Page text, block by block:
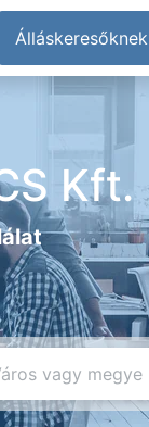
Álláskeresőknek
Kft.